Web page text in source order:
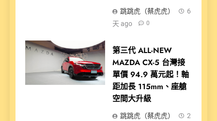
跳跳虎（蔡虎虎）
6
天 ago
0
第三代 ALL-NEW
MAZDA CX-5 台灣接
單價 94.9 萬元起！軸
距加長 115mm、座艙
空間大升級
跳跳虎（蔡虎虎） 2